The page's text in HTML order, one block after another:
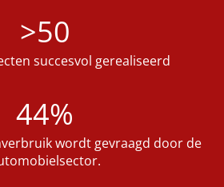
>50
succesvol gerealiseerd
44%
wordt gevraagd door de